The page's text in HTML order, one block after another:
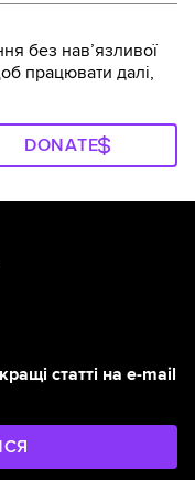
без навʼязливої
працювати далі,
DONATE
статті на e-mail